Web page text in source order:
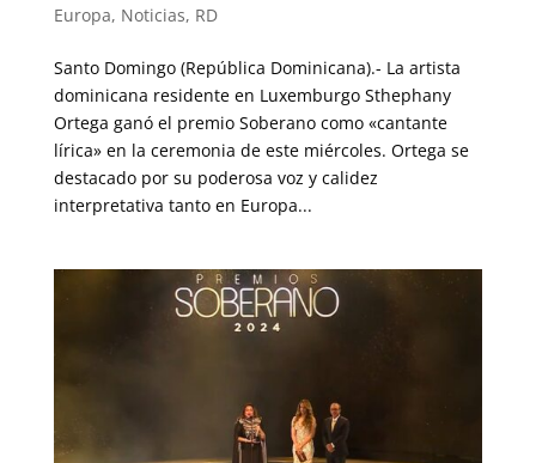
Europa, Noticias, RD
Santo Domingo (República Dominicana).- La artista
dominicana residente en Luxemburgo Sthephany
Ortega ganó el premio Soberano como «cantante
lírica» en la ceremonia de este miércoles. Ortega se
destacado por su poderosa voz y calidez
interpretativa tanto en Europa...